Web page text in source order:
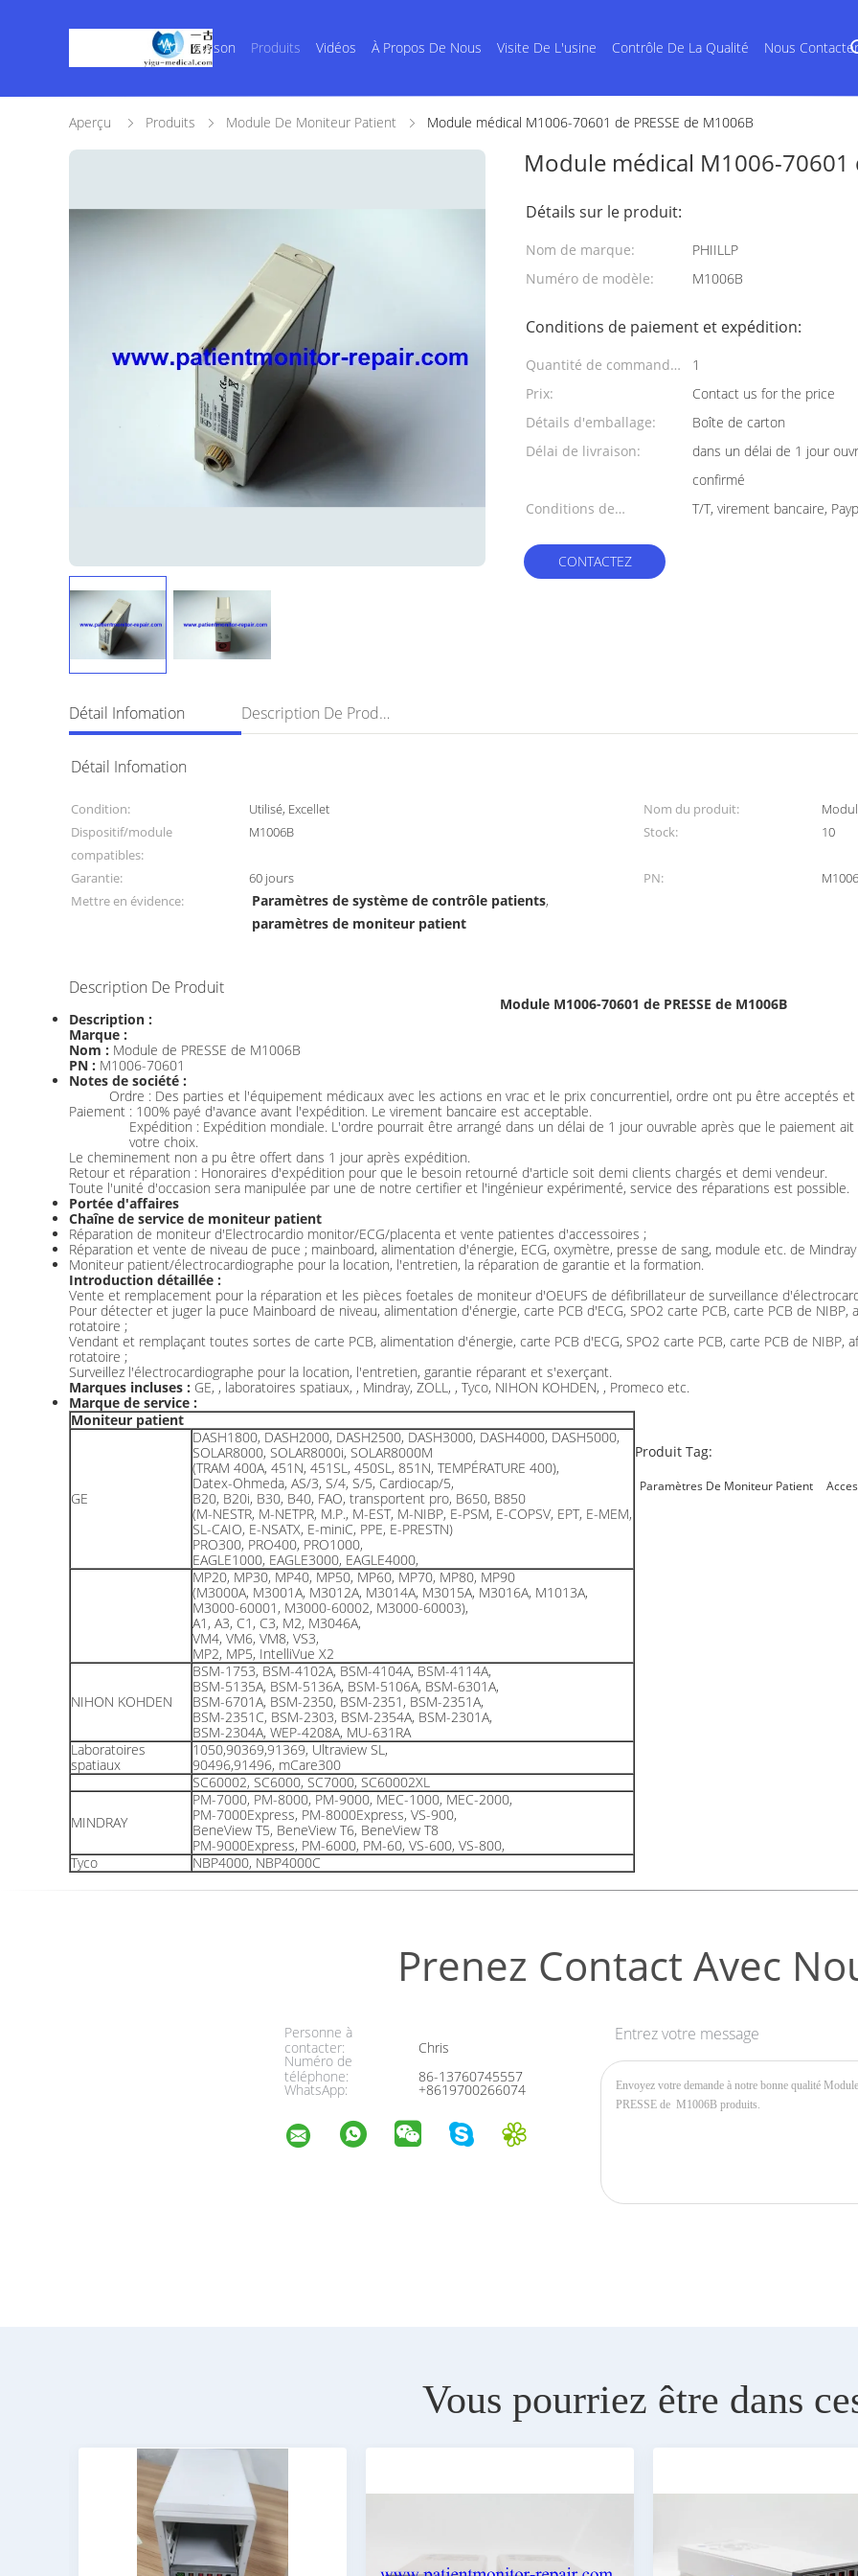
À La Maison Produits Vidéos À Propos De Nous Visite De L'usine Contrôle De La Qualité Nous Contacter
Aperçu Produits Module De Moniteur Patient Module médical M1006-70601 de PRESSE de M1006B
Module médical M1006-70601
Détails sur le produit:
Nom de marque:
PHIILLP
Numéro de modèle:
M1006B
Conditions de paiement et expédition:
Quantité de commande
min:
1
Prix:
Contact us for the price
Détails d'emballage:
Boîte de carton
Délai de livraison:
dans un délai de 1 jour
confirmé
Conditions de
T/T, virement bancaire,
CONTACTEZ
Détail Infomation Description De Produit
Détail Infomation
Condition: Utilisé, Excellet Nom du produit:
Dispositif/module
compatibles:
M1006B Stock: 10
Garantie: 60 jours PN:
Mettre en évidence:
Paramètres de système de contrôle patients,
paramètres de moniteur patient
Description De Produit
Module M1006-70601 de PRESSE de M1006B
Description :
Marque :
Nom : Module de PRESSE de M1006B
PN : M1006-70601
Notes de société :
Ordre : Des parties et l'équipement médicaux avec les actions en vrac et le prix concurrentiel, ordre ont pu être acceptés
Paiement : 100% payé d'avance avant l'expédition. Le virement bancaire est acceptable.
Expédition : Expédition mondiale. L'ordre pourrait être arrangé dans un délai de 1 jour ouvrable après que le paiement ait
votre choix.
Le cheminement non a pu être offert dans 1 jour après expédition.
Retour et réparation : Honoraires d'expédition pour que le besoin retourné d'article soit demi clients chargés et demi vendeur.
Toute l'unité d'occasion sera manipulée par une de notre certifier et l'ingénieur expérimenté, service des réparations est possible.
Portée d'affaires
Chaîne de service de moniteur patient
Réparation de moniteur d'Electrocardio monitor/ECG/placenta et vente patientes d'accessoires ;
Réparation et vente de niveau de puce ; mainboard, alimentation d'énergie, ECG, oxymètre, presse de sang, module etc. de
Moniteur patient/électrocardiographe pour la location, l'entretien, la réparation de garantie et la formation.
Introduction détaillée :
Vente et remplacement pour la réparation et les pièces foetales de moniteur d'OEUFS de défibrillateur de surveillance
Pour détecter et juger la puce Mainboard de niveau, alimentation d'énergie, carte PCB d'ECG, SPO2 carte PCB, carte PCB de
rotatoire ;
Vendant et remplaçant toutes sortes de carte PCB, alimentation d'énergie, carte PCB d'ECG, SPO2 carte PCB, carte PCB de NIBP,
rotatoire ;
Surveillez l'électrocardiographe pour la location, l'entretien, garantie réparant et s'exerçant.
Marques incluses : GE, , laboratoires spatiaux, , Mindray, ZOLL, , Tyco, NIHON KOHDEN, , Promeco etc.
Marque de service :
Moniteur patient
GE
DASH1800, DASH2000, DASH2500, DASH3000, DASH4000, DASH5000,
SOLAR8000, SOLAR8000i, SOLAR8000M
(TRAM 400A, 451N, 451SL, 450SL, 851N, TEMPÉRATURE 400),
Datex-Ohmeda, AS/3, S/4, S/5, Cardiocap/5,
B20, B20i, B30, B40, FAO, transportent pro, B650, B850
(M-NESTR, M-NETPR, M.P., M-EST, M-NIBP, E-PSM, E-COPSV, EPT, E-MEM,
SL-CAIO, E-NSATX, E-miniC, PPE, E-PRESTN)
PRO300, PRO400, PRO1000,
EAGLE1000, EAGLE3000, EAGLE4000,
MP20, MP30, MP40, MP50, MP60, MP70, MP80, MP90
(M3000A, M3001A, M3012A, M3014A, M3015A, M3016A, M1013A,
M3000-60001, M3000-60002, M3000-60003),
A1, A3, C1, C3, M2, M3046A,
VM4, VM6, VM8, VS3,
MP2, MP5, IntelliVue X2
NIHON KOHDEN
BSM-1753, BSM-4102A, BSM-4104A, BSM-4114A,
BSM-5135A, BSM-5136A, BSM-5106A, BSM-6301A,
BSM-6701A, BSM-2350, BSM-2351, BSM-2351A,
BSM-2351C, BSM-2303, BSM-2354A, BSM-2301A,
BSM-2304A, WEP-4208A, MU-631RA
Laboratoires
spatiaux
1050,90369,91369, Ultraview SL,
90496,91496, mCare300
SC60002, SC6000, SC7000, SC60002XL
MINDRAY
PM-7000, PM-8000, PM-9000, MEC-1000, MEC-2000,
PM-7000Express, PM-8000Express, VS-900,
BeneView T5, BeneView T6, BeneView T8
PM-9000Express, PM-6000, PM-60, VS-600, VS-800,
Tyco
NBP4000, NBP4000C
Produit Tag:
Paramètres De Moniteur Patient
Prenez Contact Avec
Personne à
contacter:
Chris
Numéro de
téléphone:
86-13760745557
WhatsApp: +8619700266074
Entrez votre message
Vous pourriez être dans